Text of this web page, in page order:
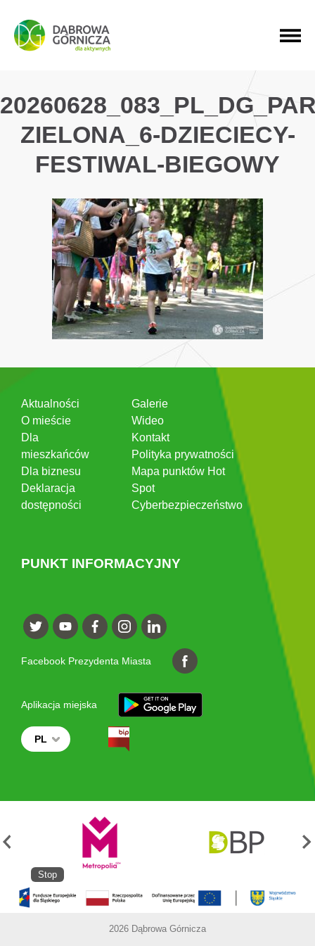
PRZEJDŹ DO MENU GŁÓWNEGO
PRZEJDŹ DO WYSZUKIWARKI
PRZEJDŹ DO TREŚCI
ZIELONA_6-DZIECIECY-
FESTIWAL-BIEGOWY
Aktualności
O mieście
Dla
mieszkańców
Dla biznesu
Deklaracja
dostępności
Galerie
Wideo
Kontakt
Polityka prywatności
Mapa punktów Hot
Spot
Cyberbezpieczeństwo
PUNKT INFORMACYJNY
Facebook Prezydenta Miasta
Aplikacja miejska
PL
Stop
2026 Dąbrowa Górnicza